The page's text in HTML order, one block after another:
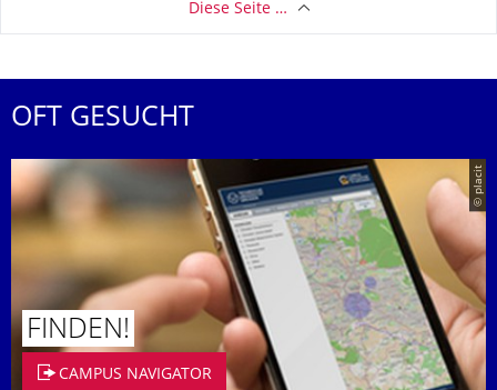
Diese Seite …
OFT GESUCHT
© placit
FINDEN!
CAMPUS NAVIGATOR